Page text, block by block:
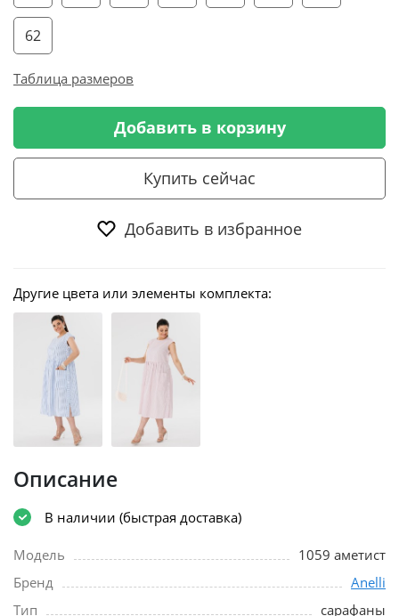
62
Таблица размеров
Добавить в корзину
Купить сейчас
Добавить в избранное
Другие цвета или элементы комплекта:
Описание
В наличии (быстрая доставка)
Модель
1059 аметист
Бренд
Anelli
Тип
сарафаны